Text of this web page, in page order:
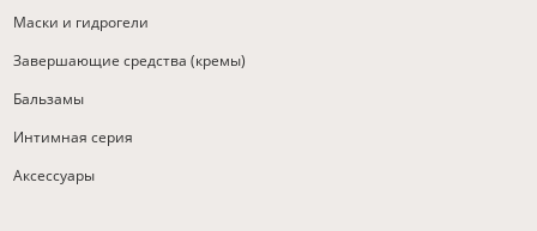
Маски и гидрогели
Завершающие средства (кремы)
Бальзамы
Интимная серия
Аксессуары